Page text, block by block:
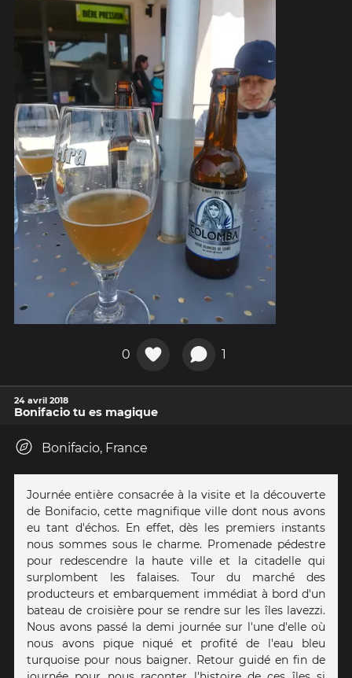
0 1
24 avril 2018
Bonifacio tu es magique
Bonifacio, France
Journée entière consacrée à la visite et la découverte
de Bonifacio, cette magnifique ville dont nous avons
eu tant d'échos. En effet, dès les premiers instants
nous sommes sous le charme. Promenade pédestre
pour redescendre la haute ville et la citadelle qui
surplombent les falaises. Tour du marché des
producteurs et embarquement immédiat à bord d'un
bateau de croisière pour se rendre sur les îles lavezzi.
Nous avons passé la demi journée sur l'une d'elle où
nous avons pique niqué et profité de l'eau bleu
turquoise pour nous baigner. Retour guidé en fin de